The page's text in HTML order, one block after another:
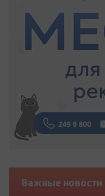
Важные новости